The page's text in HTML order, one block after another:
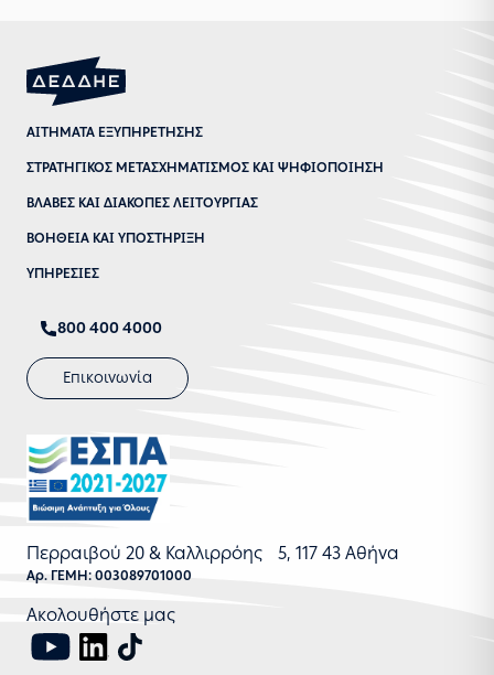
ΑΙΤΗΜΑΤΑ ΕΞΥΠΗΡΕΤΗΣΗΣ
ΣΤΡΑΤΗΓΙΚΟΣ ΜΕΤΑΣΧΗΜΑΤΙΣΜΟΣ ΚΑΙ ΨΗΦΙΟΠΟΙΗΣΗ
ΒΛΑΒΕΣ ΚΑΙ ΔΙΑΚΟΠΕΣ ΛΕΙΤΟΥΡΓΙΑΣ
ΒΟΗΘΕΙΑ ΚΑΙ ΥΠΟΣΤΗΡΙΞΗ
ΥΠΗΡΕΣΙΕΣ
800 400 4000
Επικοινωνία
Περραιβού 20 & Καλλιρρόης 5, 117 43 Αθήνα
Αρ. ΓΕΜΗ: 003089701000
Ακολουθήστε μας